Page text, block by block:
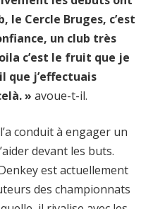
le Cercle Bruges, c’est
un club très
c’est le fruit que je
que j’effectuais
» avoue-t-il.
conduit à engager un
devant les buts.
est actuellement
des championnats